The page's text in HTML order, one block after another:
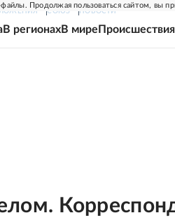
Продолжая пользоваться сайтом, вы
СОЮЗ НОВОСТИ
В регионахВ мире Происшествия